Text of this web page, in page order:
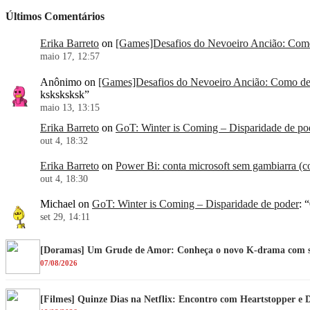
Últimos Comentários
Erika Barreto on [Games]Desafios do Nevoeiro Ancião:
maio 17, 12:57
Anônimo on [Games]Desafios do Nevoeiro Ancião: Como
ksksksksk”
maio 13, 13:15
Erika Barreto on GoT: Winter is Coming – Disparidade de
out 4, 18:32
Erika Barreto on Power Bi: conta microsoft sem gambiarra
out 4, 18:30
Michael on GoT: Winter is Coming – Disparidade de poder: “
set 29, 14:11
[Doramas] Um Grude de Amor: Conheça o novo K-drama com
07/08/2026
[Filmes] Quinze Dias na Netflix: Encontro com Heartstopper e